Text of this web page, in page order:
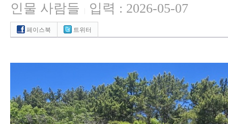
인물 사람들 입력 : 2026-05-07
페이스북 트위터